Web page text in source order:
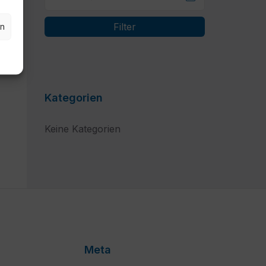
Filter
Kategorien
Keine Kategorien
Meta